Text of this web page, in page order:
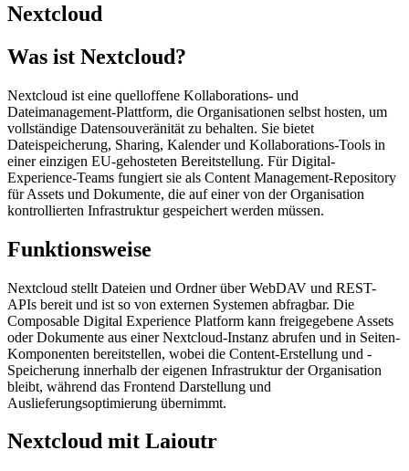
Nextcloud
Was ist Nextcloud?
Nextcloud ist eine quelloffene Kollaborations- und
Dateimanagement-Plattform, die Organisationen selbst hosten, um
vollständige Datensouveränität zu behalten. Sie bietet
Dateispeicherung, Sharing, Kalender und Kollaborations-Tools in
einer einzigen EU-gehosteten Bereitstellung. Für Digital-
Experience-Teams fungiert sie als Content Management-Repository
für Assets und Dokumente, die auf einer von der Organisation
kontrollierten Infrastruktur gespeichert werden müssen.
Funktionsweise
Nextcloud stellt Dateien und Ordner über WebDAV und REST-
APIs bereit und ist so von externen Systemen abfragbar. Die
Composable Digital Experience Platform kann freigegebene Assets
oder Dokumente aus einer Nextcloud-Instanz abrufen und in Seiten-
Komponenten bereitstellen, wobei die Content-Erstellung und -
Speicherung innerhalb der eigenen Infrastruktur der Organisation
bleibt, während das Frontend Darstellung und
Auslieferungsoptimierung übernimmt.
Nextcloud mit Laioutr